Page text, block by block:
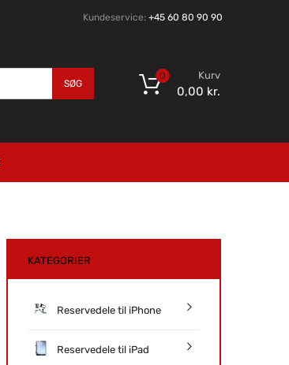
Kundeservice: +45 60 80 90 90
SØG
Kurv
0,00 kr.
0
KATEGORIER
Reservedele til iPhone
Reservedele til iPad